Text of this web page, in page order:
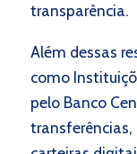
transparência.
Além dessas
como
pelo Banco